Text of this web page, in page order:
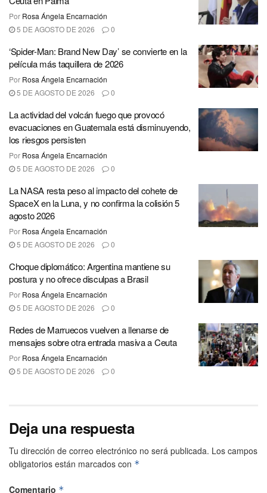
Por Rosa Ángela Encarnación
5 DE AGOSTO DE 2026
0
‘Spider-Man: Brand New Day’ se convierte en la
película más taquillera de 2026
Por Rosa Ángela Encarnación
5 DE AGOSTO DE 2026
0
La actividad del volcán fuego que provocó
evacuaciones en Guatemala está disminuyendo,
los riesgos persisten
Por Rosa Ángela Encarnación
5 DE AGOSTO DE 2026
0
La NASA resta peso al impacto del cohete de
SpaceX en la Luna, y no confirma la colisión 5
agosto 2026
Por Rosa Ángela Encarnación
5 DE AGOSTO DE 2026
0
Choque diplomático: Argentina mantiene su
postura y no ofrece disculpas a Brasil
Por Rosa Ángela Encarnación
5 DE AGOSTO DE 2026
0
Redes de Marruecos vuelven a llenarse de
mensajes sobre otra entrada masiva a Ceuta
Por Rosa Ángela Encarnación
5 DE AGOSTO DE 2026
0
Deja una respuesta
Tu dirección de correo electrónico no será publicada. Los campos
obligatorios están marcados con *
Comentario *